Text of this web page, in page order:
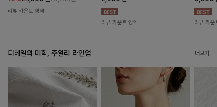
리뷰 카운트 영역
리뷰 카운트 영역 리뷰 카운
디테일의 미학, 주얼리 라인업 더보기